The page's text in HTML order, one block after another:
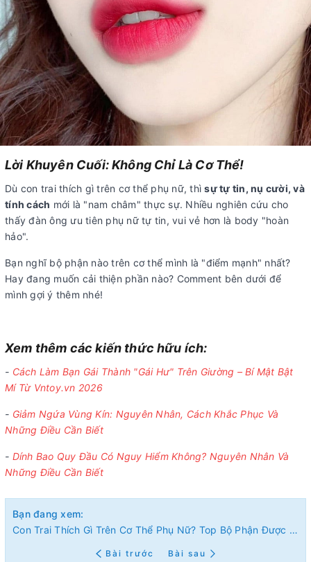
Lời Khuyên Cuối: Không Chỉ Là Cơ Thể!
Dù con trai thích gì trên cơ thể phụ nữ, thìsự tự tin, nụ cười, và
tính cách mới là "nam châm" thực sự. Nhiều nghiên cứu cho
thấy đàn ông ưu tiên phụ nữ tự tin, vui vẻ hơn là body "hoàn
hảo".
Bạn nghĩ bộ phận nào trên cơ thể mình là "điểm mạnh" nhất?
Hay đang muốn cải thiện phần nào? Comment bên dưới để
mình gợi ý thêm nhé!
Xem thêm các kiến thức hữu ích:
- Cách Làm Bạn Gái Thành "Gái Hư" Trên Giường – Bí Mật Bật
Mí Từ Vntoy.vn 2026
- Giảm Ngứa Vùng Kín: Nguyên Nhân, Cách Khắc Phục Và
Những Điều Cần Biết
- Dính Bao Quy Đầu Có Nguy Hiểm Không? Nguyên Nhân Và
Những Điều Cần Biết
Bạn đang xem:
Con Trai Thích Gì Trên Cơ Thể Phụ Nữ? Top Bộ Phận Được "Săn Đón" Nhất (Theo Khảo Sát & Nghiên Cứu)
Bài trước Bài sau